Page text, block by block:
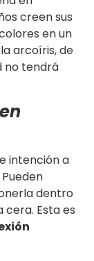
creen sus
en un
arcoíris, de
no tendrá
intención a
dentro
Esta es